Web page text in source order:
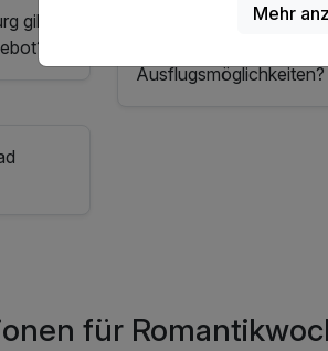
gibt
Welche Hotels in Bad
Ausflugsmöglichkeiten?
für
Mehr